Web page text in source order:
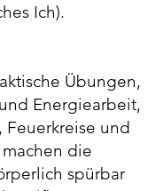
Ich).
Übungen,
Energiearbeit,
Feuerkreise und
die
spürbar